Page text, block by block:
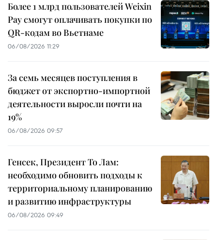
Более 1 млрд пользователей Weixin
Pay смогут оплачивать покупки по
QR-кодам во Вьетнаме
06/08/2026 11:29
За семь месяцев поступления в
бюджет от экспортно-импортной
деятельности выросли почти на
19%
06/08/2026 09:57
Генсек, Президент То Лам:
необходимо обновить подходы к
территориальному планированию
и развитию инфраструктуры
06/08/2026 09:49